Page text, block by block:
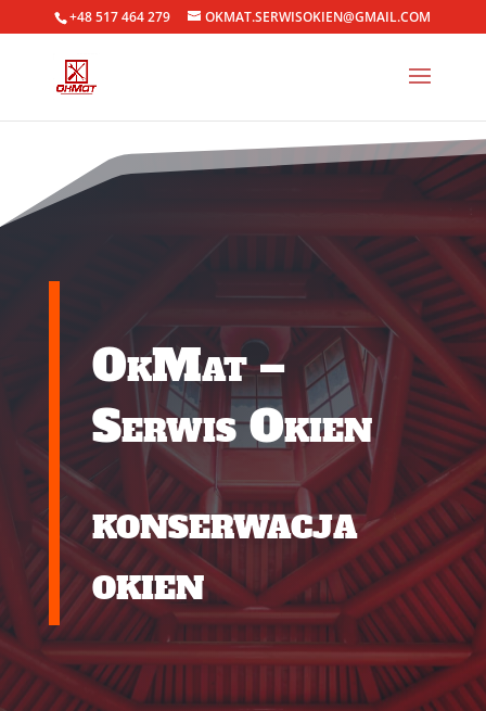
+48 517 464 279 OKMAT.SERWISOKIEN@GMAIL.COM
OkMat –
Serwis Okien
konserwacja
okien